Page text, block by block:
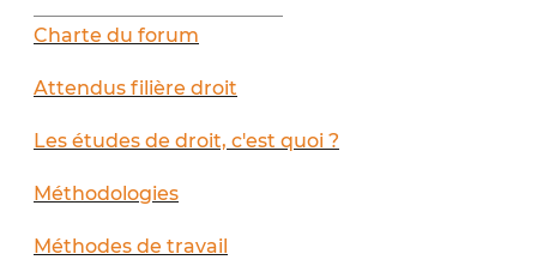
Charte du forum
Attendus filière droit
Les études de droit, c'est quoi ?
Méthodologies
Méthodes de travail